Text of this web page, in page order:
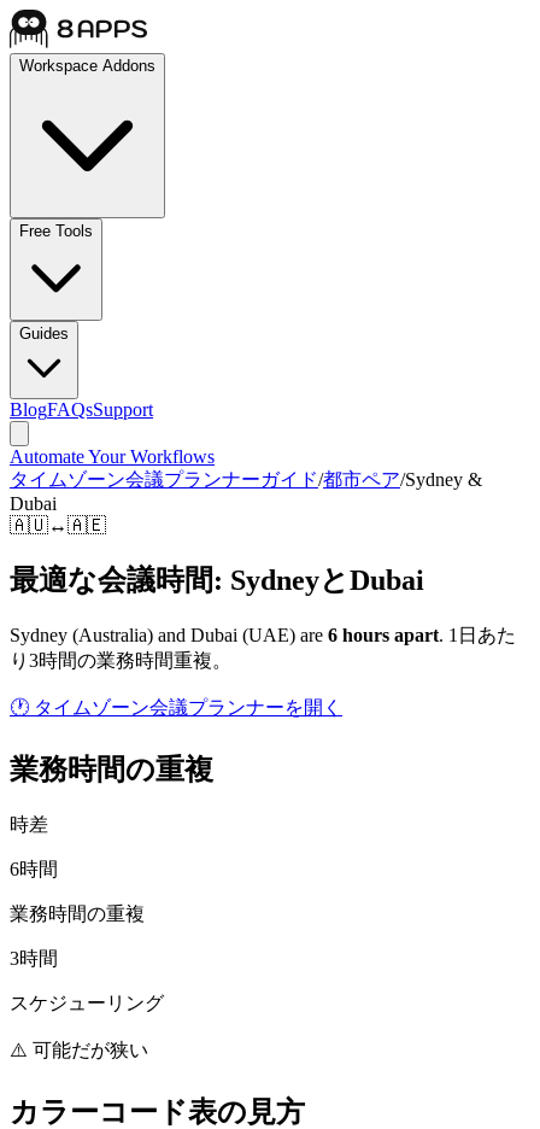
Workspace Addons
Free Tools
Guides
BlogFAQsSupport
Automate Your Workflows
タイムゾーン会議プランナーガイド/都市ペア/Sydney &
Dubai
🇦🇺↔🇦🇪
最適な会議時間: SydneyとDubai
Sydney (Australia) and Dubai (UAE) are 6 hours apart. 1日あた
り3時間の業務時間重複。
🕐 タイムゾーン会議プランナーを開く
業務時間の重複
時差
6時間
業務時間の重複
3時間
スケジューリング
⚠️ 可能だが狭い
カラーコード表の見方